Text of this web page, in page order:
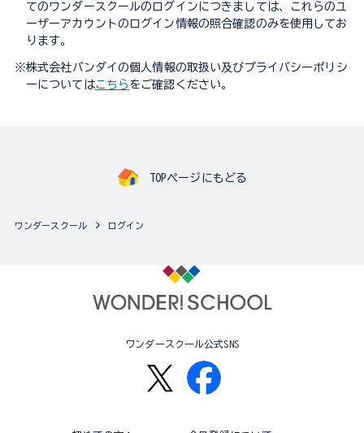
てのワンダースクールのログインにつきましては、これらのユ
ーザーアカウントのログイン情報の照合確認のみを使用してお
ります。
※株式会社バンダイの個人情報の取扱い及びプライバシーポリシ
ーについてはこちら をご確認ください。
TOPページにもどる
ワンダースクール ログイン
ワンダースクール公式SNS